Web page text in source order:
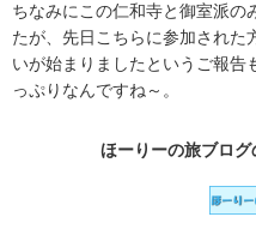
ちなみにこの仁和寺と御室派の
たが、先日こちらに参加された
いが始まりましたというご報告
っぷりなんですね～。
ほーりーの旅ブログ